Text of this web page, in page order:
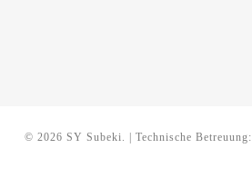
© 2026 SY Subeki. | Technische Betreuung: